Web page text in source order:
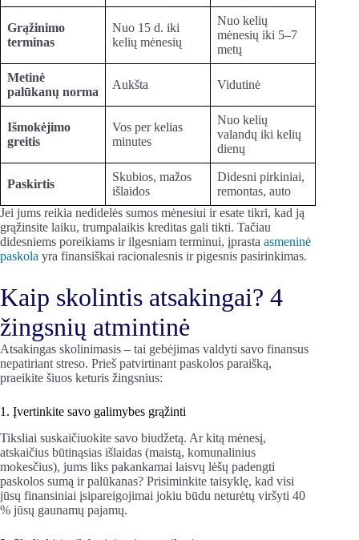
Grąžinimo
terminas
Nuo 15 d. iki
kelių mėnesių
Nuo kelių
mėnesių iki 5–7
metų
Metinė
palūkanų norma
Aukšta Vidutinė
Išmokėjimo
greitis
Vos per kelias
minutes
Nuo kelių
valandų iki kelių
dienų
Paskirtis
Skubios, mažos
išlaidos
Didesni pirkiniai,
remontas, auto
Jei jums reikia nedidelės sumos mėnesiui ir esate tikri, kad ją
grąžinsite laiku, trumpalaikis kreditas gali tikti. Tačiau
didesniems poreikiams ir ilgesniam terminui, įprasta asmeninė
paskola yra finansiškai racionalesnis ir pigesnis pasirinkimas.
Kaip skolintis atsakingai? 4
žingsnių atmintinė
Atsakingas skolinimasis – tai gebėjimas valdyti savo finansus
nepatiriant streso. Prieš patvirtinant paskolos paraišką,
praeikite šiuos keturis žingsnius:
1. Įvertinkite savo galimybes grąžinti
Tiksliai suskaičiuokite savo biudžetą. Ar kitą mėnesį,
atskaičius būtinąsias išlaidas (maistą, komunalinius
mokesčius), jums liks pakankamai laisvų lėšų padengti
paskolos sumą ir palūkanas? Prisiminkite taisyklę, kad visi
jūsų finansiniai įsipareigojimai jokiu būdu neturėtų viršyti 40
% jūsų gaunamų pajamų.